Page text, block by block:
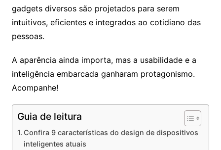
gadgets diversos são projetados para serem
intuitivos, eficientes e integrados ao cotidiano das
pessoas.
A aparência ainda importa, mas a usabilidade e a
inteligência embarcada ganharam protagonismo.
Acompanhe!
Guia de leitura
Confira 9 características do design de dispositivos
inteligentes atuais